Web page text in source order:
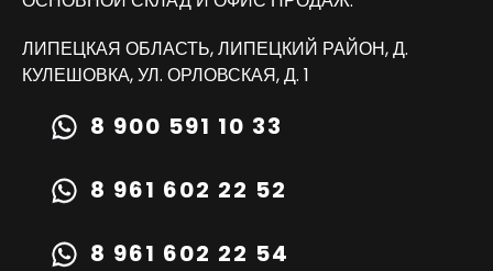
ЛИПЕЦКАЯ ОБЛАСТЬ, ЛИПЕЦКИЙ РАЙОН, Д.
КУЛЕШОВКА, УЛ. ОРЛОВСКАЯ, Д. 1
8 900 591 10 33
8 961 602 22 52
8 961 602 22 54